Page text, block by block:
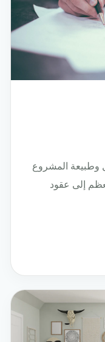
وطبيعة المشروع
إلى عقود